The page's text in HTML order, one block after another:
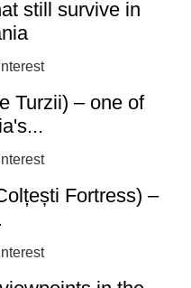
still survive in
Turzii) – one of
Fortress) –